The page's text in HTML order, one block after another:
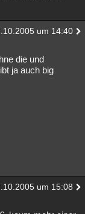
um 14:40
die und
ja auch big
um 15:08